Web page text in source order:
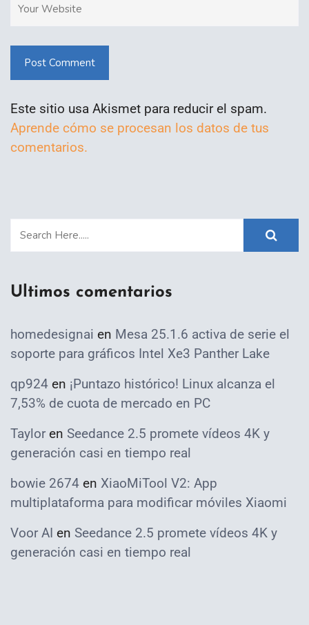
Post Comment
Este sitio usa Akismet para reducir el spam.
Aprende cómo se procesan los datos de tus
comentarios.
Ultimos comentarios
homedesignai en Mesa 25.1.6 activa de serie el
soporte para gráficos Intel Xe3 Panther Lake
qp924 en ¡Puntazo histórico! Linux alcanza el
7,53% de cuota de mercado en PC
Taylor en Seedance 2.5 promete vídeos 4K y
generación casi en tiempo real
bowie 2674 en XiaoMiTool V2: App
multiplataforma para modificar móviles Xiaomi
Voor AI en Seedance 2.5 promete vídeos 4K y
generación casi en tiempo real